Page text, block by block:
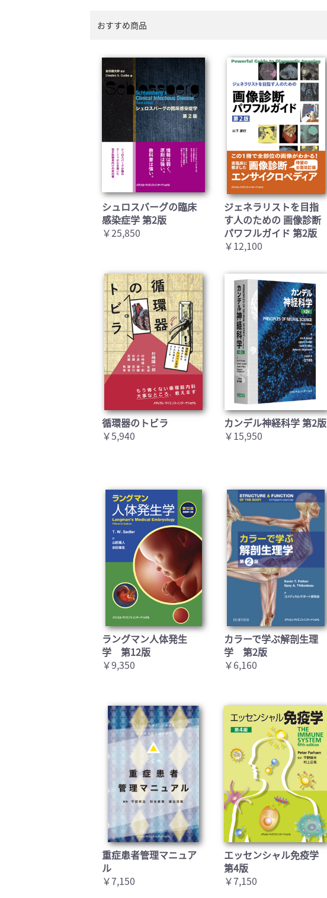
おすすめ商品
シュロスバーグの臨床
感染症学 第2版
￥25,850
ジェネラリストを目指
す人のための 画像診断
パワフルガイド 第2版
￥12,100
循環器のトビラ
￥5,940
カンデル神経科学 第2版
￥15,950
ラングマン人体発生
学 第12版
￥9,350
カラーで学ぶ解剖生理
学 第2版
￥6,160
重症患者管理マニュア
ル
￥7,150
エッセンシャル免疫学
第4版
￥7,150